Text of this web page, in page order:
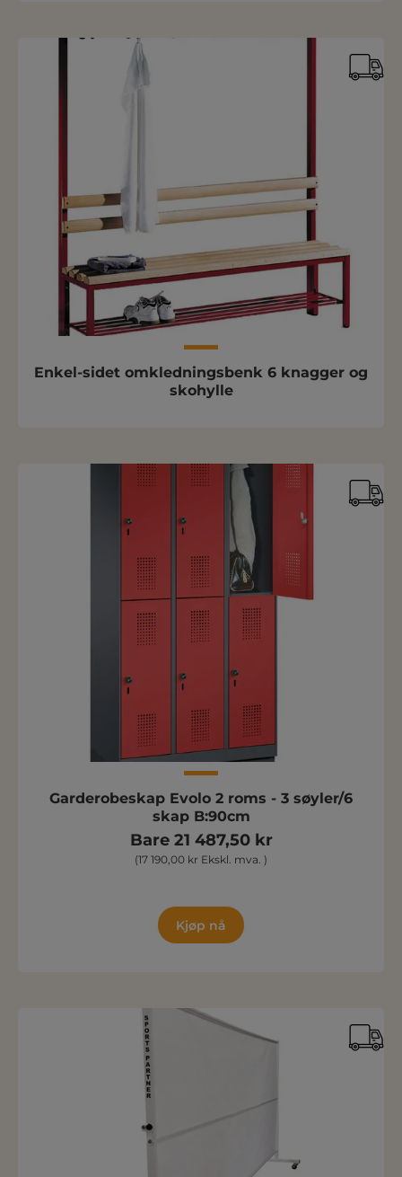
Enkel-sidet omkledningsbenk 6 knagger og
skohylle
Garderobeskap Evolo 2 roms - 3 søyler/6
skap B:90cm
Bare 21 487,50 kr
(17 190,00 kr Ekskl. mva. )
Kjøp nå